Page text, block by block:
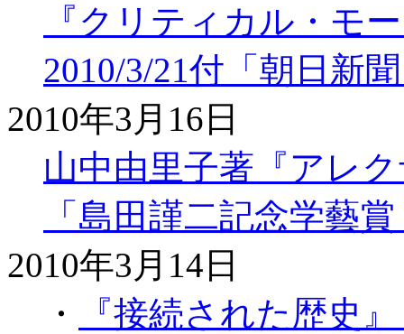
『クリティカル・モ
2010/3/21付「朝日新
2010年3月16日
山中由里子著『アレ
「島田謹二記念学藝
2010年3月14日
・
『接続された歴史